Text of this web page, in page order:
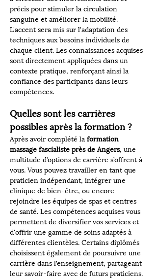
précis pour stimuler la circulation
sanguine et améliorer la mobilité.
L'accent sera mis sur l'adaptation des
techniques aux besoins individuels de
chaque client. Les connaissances acquises
sont directement appliquées dans un
contexte pratique, renforçant ainsi la
confiance des participants dans leurs
compétences.
Quelles sont les carrières
possibles après la formation ?
Après avoir complété la formation
massage fascialiste près de Angers, une
multitude d’options de carrière s’offrent à
vous. Vous pouvez travailler en tant que
praticien indépendant, intégrer une
clinique de bien-être, ou encore
rejoindre les équipes de spas et centres
de santé. Les compétences acquises vous
permettent de diversifier vos services et
d'offrir une gamme de soins adaptés à
différentes clientèles. Certains diplômés
choisissent également de poursuivre une
carrière dans l’enseignement, partageant
leur savoir-faire avec de futurs praticiens.